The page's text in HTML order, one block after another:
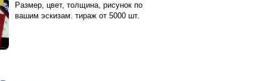
Размер, цвет, толщина, рисунок по
вашим эскизам. тираж от 5000 шт.